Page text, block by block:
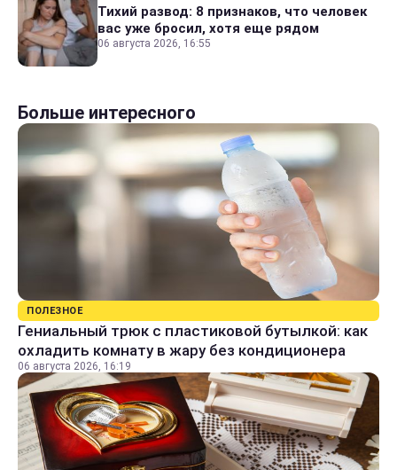
Тихий развод: 8 признаков, что человек
вас уже бросил, хотя еще рядом
06 августа 2026, 16:55
Больше интересного
ПОЛЕЗНОЕ
Гениальный трюк с пластиковой бутылкой: как
охладить комнату в жару без кондиционера
06 августа 2026, 16:19